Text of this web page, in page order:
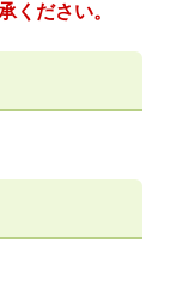
ください。